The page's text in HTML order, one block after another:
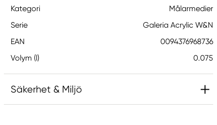
Kategori
Målarmedier
Serie
Galeria Acrylic W&N
EAN
0094376968736
Volym (l)
0.075
Säkerhet & Miljö